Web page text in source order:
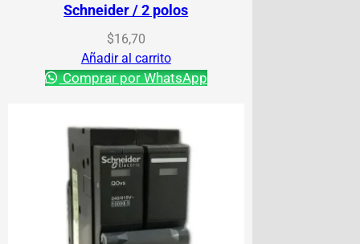
Schneider / 2 polos
$16,70
Añadir al carrito
Comprar por WhatsApp